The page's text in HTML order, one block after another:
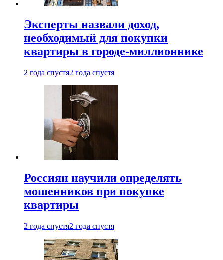
Эксперты назвали доход,
необходимый для покупки
квартиры в городе-миллионнике
2 года спустя2 года спустя
Россиян научили определять
мошенников при покупке
квартиры
2 года спустя2 года спустя